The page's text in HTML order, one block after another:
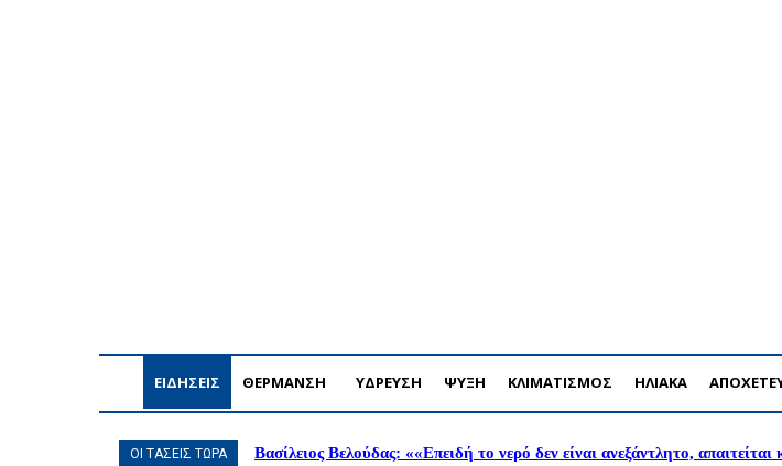
ΕΙΔΗΣΕΙΣ ΘΕΡΜΑΝΣΗ ΥΔΡΕΥΣΗ ΨΥΞΗ ΚΛΙΜΑΤΙΣΜΟΣ ΗΛΙΑΚΑ
ΟΙ ΤΑΣΕΙΣ ΤΩΡΑ Βασίλειος Βελούδας: ««Eπειδή το νερό δεν είναι ανεξάντλητο,